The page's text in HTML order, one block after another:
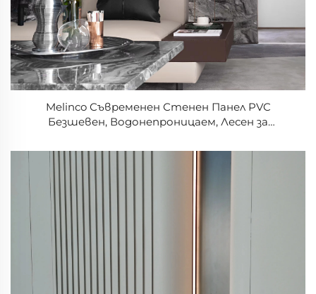
Melinco Съвременен Стенен Панел PVC
Безшевен, Водонепроницаем, Лесен за
Търговско Оформление на Стенна Плоскост